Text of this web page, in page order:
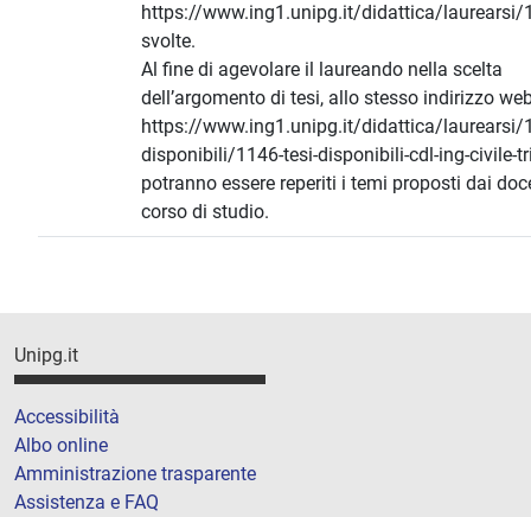
https://www.ing1.unipg.it/didattica/laurearsi/
svolte.
Al fine di agevolare il laureando nella scelta
dell’argomento di tesi, allo stesso indirizzo
https://www.ing1.unipg.it/didattica/laurearsi/
disponibili/1146-tesi-disponibili-cdl-ing-civile-
potranno essere reperiti i temi proposti dai
corso di studio.
Unipg.it
Accessibilità
Albo online
Amministrazione trasparente
Assistenza e FAQ